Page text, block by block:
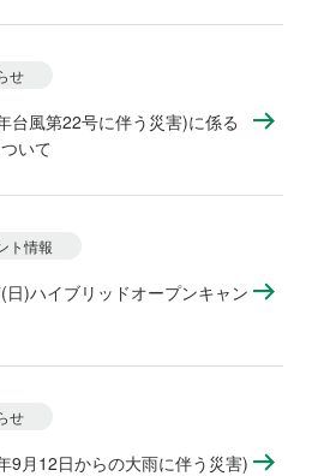
せ
台風第22号に伴う災害)に係る
いて
ト情報
日)ハイブリッドオープンキャン
せ
9月12日からの大雨に伴う災害)